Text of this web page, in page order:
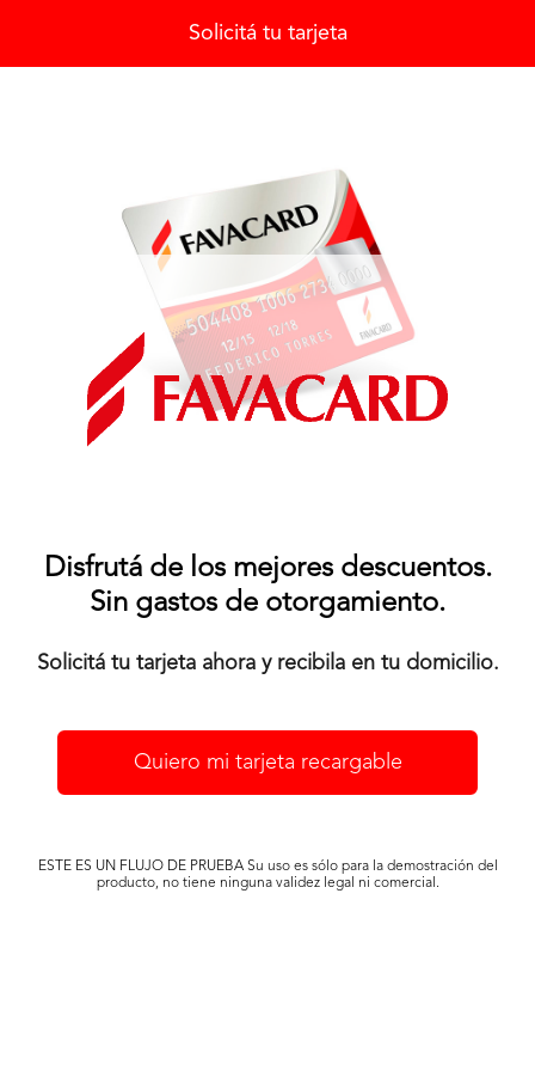
Solicitá tu tarjeta
Disfrutá de los mejores descuentos.
Sin gastos de otorgamiento.
Solicitá tu tarjeta ahora y recibila en tu domicilio.
Quiero mi tarjeta recargable
ESTE ES UN FLUJO DE PRUEBA Su uso es sólo para la demostración del
producto, no tiene ninguna validez legal ni comercial.